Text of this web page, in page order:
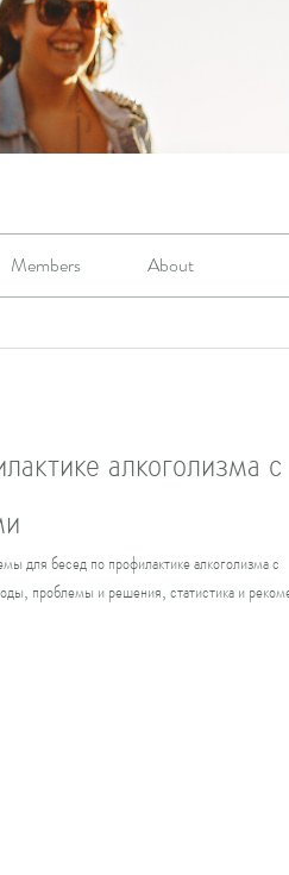
Members About
алкоголизма с
для бесед по профилактике алкоголизма с
проблемы и решения, статистика и